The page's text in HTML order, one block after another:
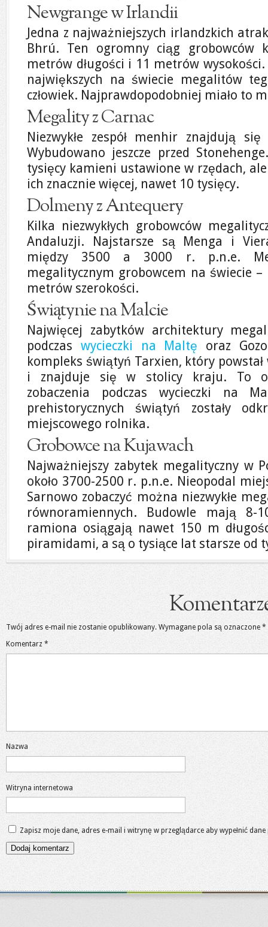
Newgrange w Irlandii
Jedna z najważniejszych irlandzkich
Bhrú. Ten ogromny ciąg grobowców
metrów długości i 11 metrów
największych na świecie megalitów
człowiek. Najprawdopodobniej miało to
Megality z Carnac
Niezwykłe zespół menhir znajdują
Wybudowano jeszcze przed
tysięcy kamieni ustawione w rzędach, ale
ich znacznie więcej, nawet 10 tysięcy.
Dolmeny z Antequery
Kilka niezwykłych grobowców
Andaluzji. Najstarsze są Menga i
między 3500 a 3000 r. p.n.e.
megalitycznym grobowcem na świecie
metrów szerokości.
Świątynie na Malcie
Najwięcej zabytków architektury
podczas wycieczki na Maltę oraz
kompleks świątyń Tarxien, który
i znajduje się w stolicy kraju. To
zobaczenia podczas wycieczki na
prehistorycznych świątyń zostały
miejscowego rolnika.
Grobowce na Kujawach
Najważniejszy zabytek megalityczny w
około 3700-2500 r. p.n.e. Nieopodal
Sarnowo zobaczyć można niezwykłe
równoramiennych. Budowle mają 8-
ramiona osiągają nawet 150 m
piramidami, a są o tysiące lat starsze od
Twój adres e-mail nie zostanie opublikowany. Wymagane pola są oznaczone *
Komentarz *
Nazwa
Witryna internetowa
Zapisz moje dane, adres e-mail i witrynę w przeglądarce aby wypełnić